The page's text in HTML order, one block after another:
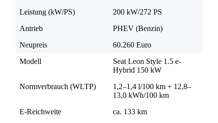
Leistung (kW/PS)
200 kW/272 PS
Antrieb
PHEV (Benzin)
Neupreis
60.260 Euro
Modell
Seat Leon Style 1.5 e-
Hybrid 150 kW
Normverbrauch (WLTP)
1,2–1,4 l/100 km + 12,8–
13,0 kWh/100 km
E-Reichweite
ca. 133 km